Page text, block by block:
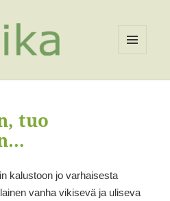
VIMPAIMET
tuo
kalustoon jo varhaisesta
vanha vikisevä ja uliseva